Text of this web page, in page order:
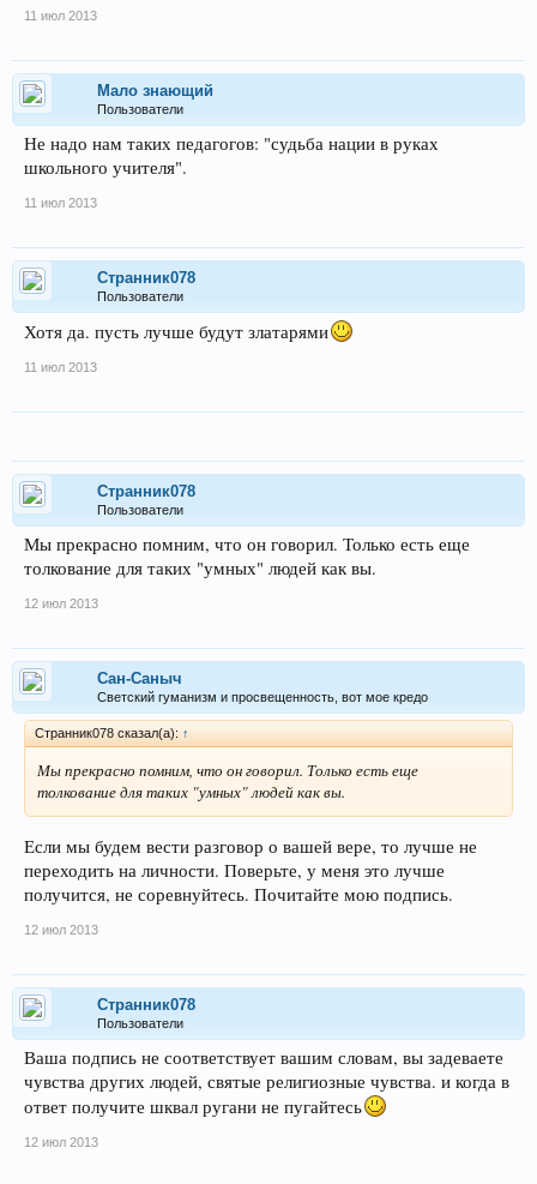
11 июл 2013
Мало знающий
Пользователи
Не надо нам таких педагогов: "судьба нации в руках
школьного учителя".
11 июл 2013
Странник078
Пользователи
Хотя да. пусть лучше будут златарями
11 июл 2013
Странник078
Пользователи
Мы прекрасно помним, что он говорил. Только есть еще
толкование для таких "умных" людей как вы.
12 июл 2013
Сан-Саныч
Светский гуманизм и просвещенность, вот мое кредо
Странник078 сказал(а): ↑
Мы прекрасно помним, что он говорил. Только есть еще
толкование для таких "умных" людей как вы.
Если мы будем вести разговор о вашей вере, то лучше не
переходить на личности. Поверьте, у меня это лучше
получится, не соревнуйтесь. Почитайте мою подпись.
12 июл 2013
Странник078
Пользователи
Ваша подпись не соответствует вашим словам, вы задеваете
чувства других людей, святые религиозные чувства. и когда в
ответ получите шквал ругани не пугайтесь
12 июл 2013